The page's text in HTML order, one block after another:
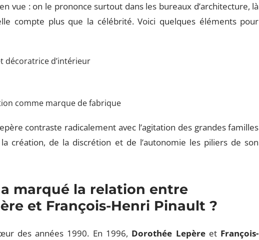
vue : on le prononce surtout dans les bureaux d’architecture, là
compte plus que la célébrité. Voici quelques éléments pour
décoratrice d’intérieur
comme marque de fabrique
contraste radicalement avec l’agitation des grandes familles
création, de la discrétion et de l’autonomie les piliers de son
a marqué la relation entre
et François-Henri Pinault ?
des années 1990. En 1996, Dorothée Lepèreet François-